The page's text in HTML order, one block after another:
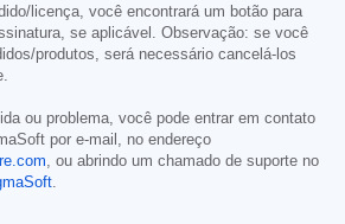
licença, você encontrará um botão para
se aplicável. Observação: se você
produtos, será necessário cancelá-los
ou problema, você pode entrar em contato
por e-mail, no endereço
, ou abrindo um chamado de suporte no
.